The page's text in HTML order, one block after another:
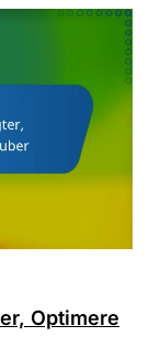
Ved
Optimere